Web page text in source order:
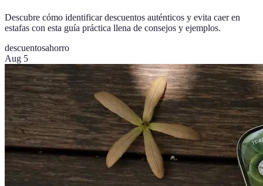
Descubre cómo identificar descuentos auténticos y evita caer en
estafas con esta guía práctica llena de consejos y ejemplos.
descuentosahorro
Aug 5